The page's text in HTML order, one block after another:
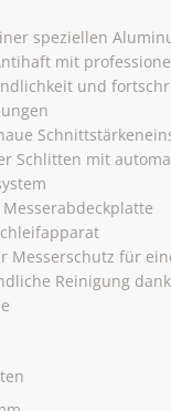
speziellen
mit
und
Schlitten mit
Messerschutz für
Reinigung